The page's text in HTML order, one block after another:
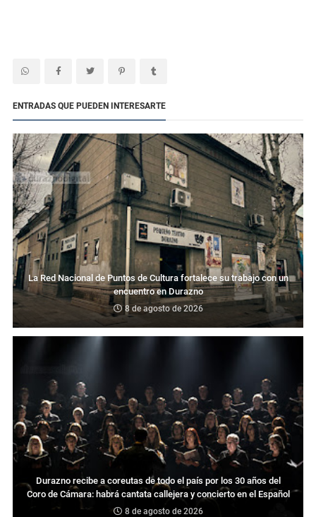
ENTRADAS QUE PUEDEN INTERESARTE
La Red Nacional de Puntos de Cultura fortalece su trabajo con un
encuentro en Durazno
8 de agosto de 2026
Durazno recibe a coreutas de todo el país por los 30 años del
Coro de Cámara: habrá cantata callejera y concierto en el Español
8 de agosto de 2026